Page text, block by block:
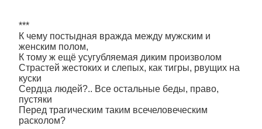
***
К чему постыдная вражда между мужским и
женским полом,
К тому ж ещё усугубляемая диким произволом
Страстей жестоких и слепых, как тигры, рвущих на
куски
Сердца людей?.. Все остальные беды, право,
пустяки
Перед трагическим таким всечеловеческим
расколом?